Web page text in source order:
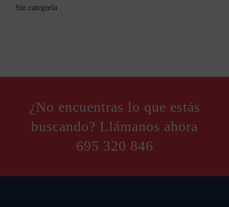
Sin categoría
¿No encuentras lo que estás
buscando? Llámanos ahora
695 320 846